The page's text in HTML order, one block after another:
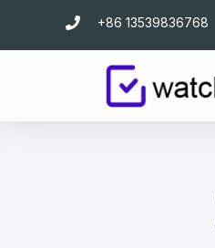
+86 13539836768